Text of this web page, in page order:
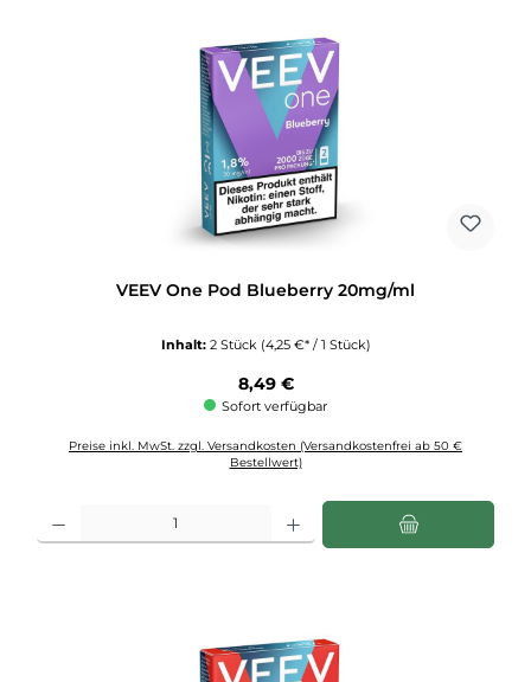
VEEV One Pod Blueberry 20mg/ml
Inhalt: 2 Stück (4,25 €* / 1 Stück)
Regulärer Preis:
8,49 €
Sofort verfügbar
Preise inkl. MwSt. zzgl. Versandkosten (Versandkostenfrei ab 50 €
Bestellwert)